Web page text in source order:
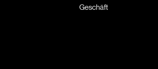
Geschäft